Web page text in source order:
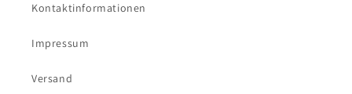
Kontaktinformationen
Impressum
Versand